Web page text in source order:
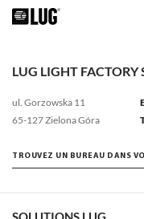
LUG LIGHT FACTORY
ul. Gorzowska 11
65-127 Zielona Góra
TROUVEZ UN BUREAU DANS